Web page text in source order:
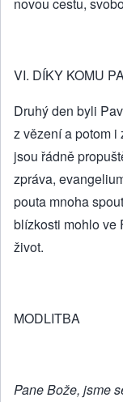
VI. DÍKY KOMU
Druhý den byli
z vězení a potom i
jsou řádně
zpráva,
pouta mnoha
blízkosti mohlo ve
život.
MODLITBA
Pane Bože, jsme